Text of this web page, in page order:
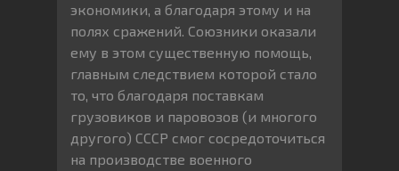
экономики, а благодаря этому и на
полях сражений. Союзники оказали
ему в этом существенную помощь,
главным следствием которой стало
то, что благодаря поставкам
грузовиков и паровозов (и многого
другого) СССР смог сосредоточиться
на производстве военного